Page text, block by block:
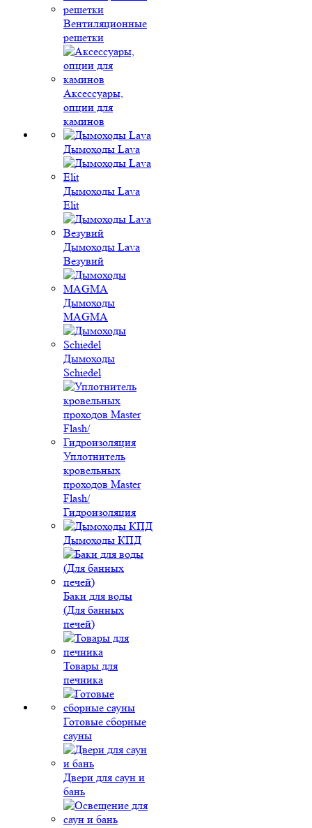
Вентиляционные
решетки
Аксессуары,
опции для
каминов
Дымоходы Lava
Дымоходы Lava
Elit
Дымоходы Lava
Везувий
Дымоходы
MAGMA
Дымоходы
Schiedel
Уплотнитель
кровельных
проходов Master
Flash/
Гидроизоляция
Дымоходы КПД
Баки для воды
(Для банных
печей)
Товары для
печника
Готовые сборные
сауны
Двери для саун и
бань